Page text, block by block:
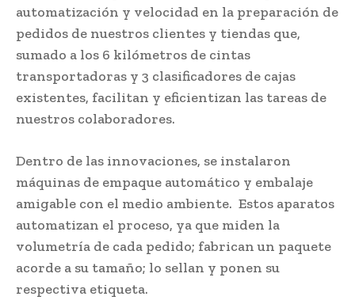
automatización y velocidad en la preparación de
pedidos de nuestros clientes y tiendas que,
sumado a los 6 kilómetros de cintas
transportadoras y 3 clasificadores de cajas
existentes, facilitan y eficientizan las tareas de
nuestros colaboradores.
Dentro de las innovaciones, se instalaron
máquinas de empaque automático y embalaje
amigable con el medio ambiente. Estos aparatos
automatizan el proceso, ya que miden la
volumetría de cada pedido; fabrican un paquete
acorde a su tamaño; lo sellan y ponen su
respectiva etiqueta.